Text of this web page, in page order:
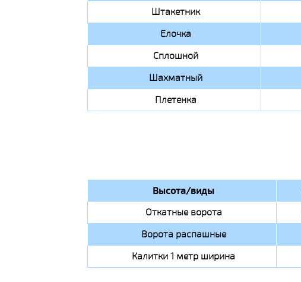
Штакетник
Елочка
Сплошной
Шахматный
Плетенка
Высота/виды
Откатные ворота
Ворота распашные
Калитки 1 метр ширина